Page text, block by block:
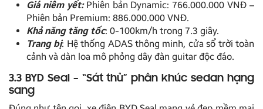
Giá niêm yết:Phiên bản Dynamic: 766.000.000 VNĐ –
Phiên bản Premium: 886.000.000 VNĐ.
Khả năng tăng tốc: 0-100km/h trong 7.3 giây.
Trang bị: Hệ thống ADAS thông minh, cửa sổ trời toàn
cảnh và dàn loa mô phỏng dây đàn guitar độc đáo.
3.3 BYD Seal – “Sát thủ” phân khúc sedan hạng
sang